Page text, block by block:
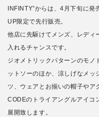
INFINTY”からは、4月下旬に
UP限定で先行販売。
他店に先駆けてメンズ、レディ
入れるチャンスです。
ジオメトリックパターンのモノ
ットソーのほか、涼しげなメ
ツ、ウェアとお揃いの帽子やア
CODEのトライアングルアイコ
展開致します。